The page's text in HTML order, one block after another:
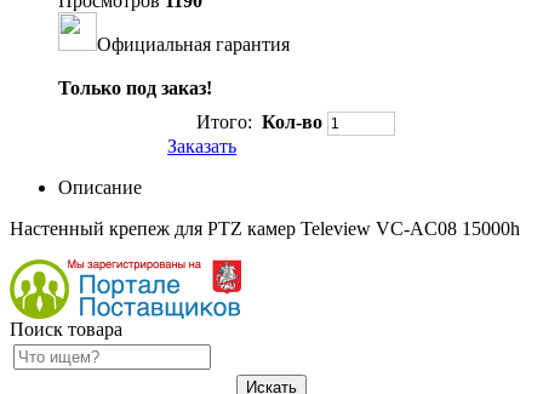
Официальная гарантия
Только под заказ!
Итого: Кол-во
Заказать
Описание
Настенный крепеж для PTZ камер Teleview VC-AC08 15000h
Поиск товара